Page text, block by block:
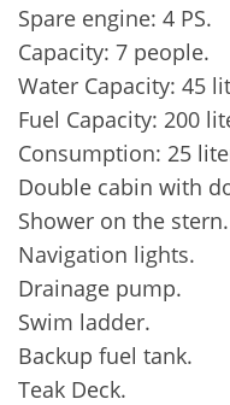
Spare engine: 4 PS.
Capacity: 7 people.
Water Capacity: 45
Fuel Capacity: 200
Consumption: 25
Double cabin with
Shower on the stern.
Navigation lights.
Drainage pump.
Swim ladder.
Backup fuel tank.
Teak Deck.